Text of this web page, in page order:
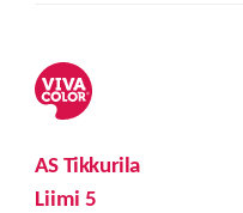
AS Tikkurila
Liimi 5